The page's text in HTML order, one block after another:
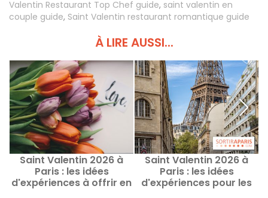
Valentin Restaurant Top Chef guide, saint valentin en
couple guide, Saint Valentin restaurant romantique guide
À LIRE AUSSI...
Saint Valentin 2026 à
Paris : les idées
d'expériences à offrir en
Saint Valentin 2026 à
Paris : les idées
d'expériences pour les